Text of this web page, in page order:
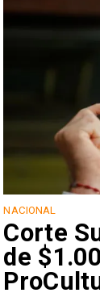
NACIONAL
Corte
de